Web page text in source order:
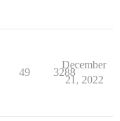
49 3288
December
21, 2022